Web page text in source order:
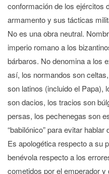
conformación de los ejércitos
armamento y sus tácticas
No es una obra neutral.
imperio romano a los
bárbaros. No denomina a los
así, los normandos son
son latinos (incluido el Papa),
son dacios, los tracios son
persas, los pechenegas son
“babilónico” para evitar hablar
Es apologética respecto a su
benévola respecto a los
cometidos por el emperador